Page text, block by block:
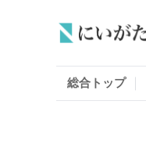
総合トップ